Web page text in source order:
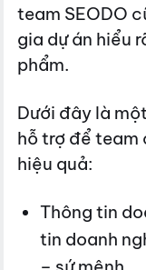
team SEODO
gia dự án hiểu
phẩm.
Dưới đây là
hỗ trợ để team
hiệu quả:
Thông tin
tin doanh